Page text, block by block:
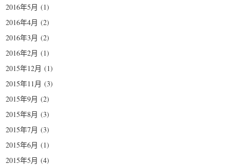
2016年5月 (1)
2016年4月 (2)
2016年3月 (2)
2016年2月 (1)
2015年12月 (1)
2015年11月 (3)
2015年9月 (2)
2015年8月 (3)
2015年7月 (3)
2015年6月 (1)
2015年5月 (4)